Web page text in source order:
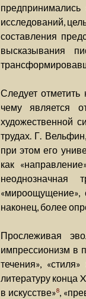
исследований,
составления
высказывания
Следует
чему является
художественной
трудах. Г.
при этом его
как
неоднозначная
«мироощущение»,
наконец, более
Прослеживая
импрессионизм в
течения»,
литературу конца
в искусстве»8,